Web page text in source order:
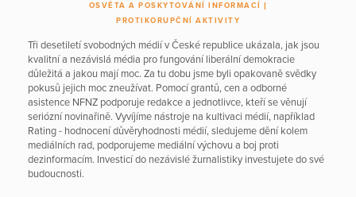
OSVĚTA A POSKYTOVÁNÍ INFORMACÍ
PROTIKORUPČNÍ AKTIVITY
Tři desetiletí svobodných médií v České republice ukázala, jak jsou
kvalitní a nezávislá média pro fungování liberální demokracie
důležitá a jakou mají moc. Za tu dobu jsme byli opakovaně svědky
pokusů jejich moc zneužívat. Pomocí grantů, cen a odborné
asistence NFNZ podporuje redakce a jednotlivce, kteří se věnují
seriózní novinařině. Vyvíjíme nástroje na kultivaci médií, například
Rating - hodnocení důvěryhodnosti médií, sledujeme dění kolem
mediálních rad, podporujeme mediální výchovu a boj proti
dezinformacím. Investicí do nezávislé žurnalistiky investujete do své
budoucnosti.